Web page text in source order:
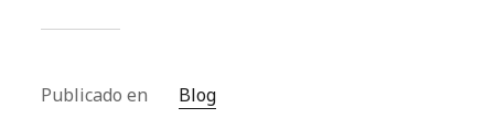
Publicado en Blog